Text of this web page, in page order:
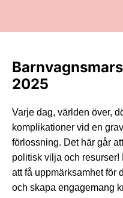
2025
Varje dag, världen över,
komplikationer vid en
förlossning. Det här går
politisk vilja och resurser!
att få uppmärksamhet för
och skapa engagemang